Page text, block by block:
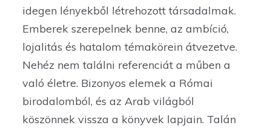
idegen lényekből létrehozott társadalmak.
Emberek szerepelnek benne, az ambíció,
lojalitás és hatalom témakörein átvezetve.
Nehéz nem találni referenciát a műben a
való életre. Bizonyos elemek a Római
birodalomból, és az Arab világból
köszönnek vissza a könyvek lapjain. Talán